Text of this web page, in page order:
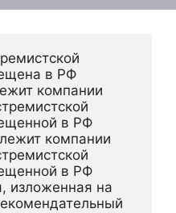
в РФ
компании
в РФ
компании
в РФ
изложенная на